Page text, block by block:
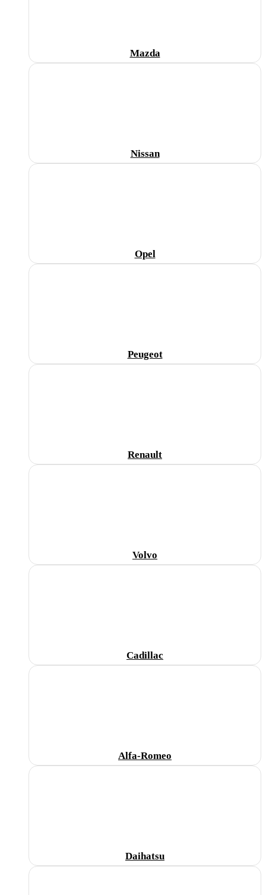
Mazda
Nissan
Opel
Peugeot
Renault
Volvo
Cadillac
Alfa-Romeo
Daihatsu